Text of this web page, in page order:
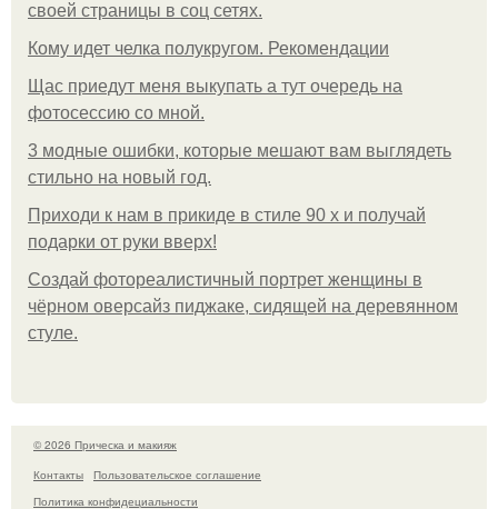
своей страницы в соц сетях.
Кому идет челка полукругом. Рекомендации
Щас приедут меня выкупать а тут очередь на
фотосессию со мной.
3 модные ошибки, которые мешают вам выглядеть
стильно на новый год.
Приходи к нам в прикиде в стиле 90 х и получай
подарки от руки вверх!
Создай фотореалистичный портрет женщины в
чёрном оверсайз пиджаке, сидящей на деревянном
стуле.
© 2026 Прическа и макияж
Контакты
Пользовательское соглашение
Политика конфидециальности